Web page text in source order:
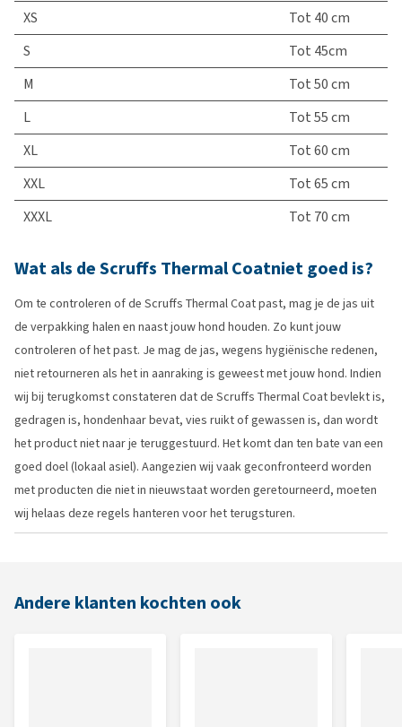
XS
Tot 40 cm
S
Tot 45cm
M
Tot 50 cm
L
Tot 55 cm
XL
Tot 60 cm
XXL
Tot 65 cm
XXXL
Tot 70 cm
Wat als de Scruffs Thermal Coatniet goed is?
Om te controleren of de Scruffs Thermal Coat past, mag je de jas uit
de verpakking halen en naast jouw hond houden. Zo kunt jouw
controleren of het past. Je mag de jas, wegens hygiënische redenen,
niet retourneren als het in aanraking is geweest met jouw hond. Indien
wij bij terugkomst constateren dat de Scruffs Thermal Coat bevlekt is,
gedragen is, hondenhaar bevat, vies ruikt of gewassen is, dan wordt
het product niet naar je teruggestuurd. Het komt dan ten bate van een
goed doel (lokaal asiel). Aangezien wij vaak geconfronteerd worden
met producten die niet in nieuwstaat worden geretourneerd, moeten
wij helaas deze regels hanteren voor het terugsturen.
Andere klanten kochten ook